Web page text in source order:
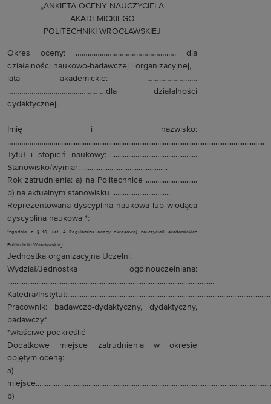
„ANKIETA OCENY NAUCZYCIELA
AKADEMICKIEGO
POLITECHNIKI WROCŁAWSKIEJ
Okres oceny: ……………………………………….…. dla
działalności naukowo-badawczej i organizacyjnej,
lata akademickie: …………………….
………………………………………….dla działalności
dydaktycznej.
Imię i nazwisko:
……………………...................................................................................................................
Tytuł i stopień naukowy: ...............................................
Stanowisko/wymiar: ...............................................
Rok zatrudnienia: a) na Politechnice ….........................
b) na aktualnym stanowisku ................................
Reprezentowana dyscyplina naukowa lub wiodąca
dyscyplina naukowa *:
*zgodnie z § 16, ust. 4 Regulaminu oceny okresowej nauczycieli akademickich
Politechniki Wrocławskie j
Jednostka organizacyjna Uczelni:
Wydział/Jednostka ogólnouczelniana:
..................................................................................................................
Katedra/
Pracownik: badawczo-dydaktyczny, dydaktyczny,
badawczy*
*właściwe podkreślić
Dodatkowe miejsce zatrudnienia w okresie
objętym oceną:
a)
b)